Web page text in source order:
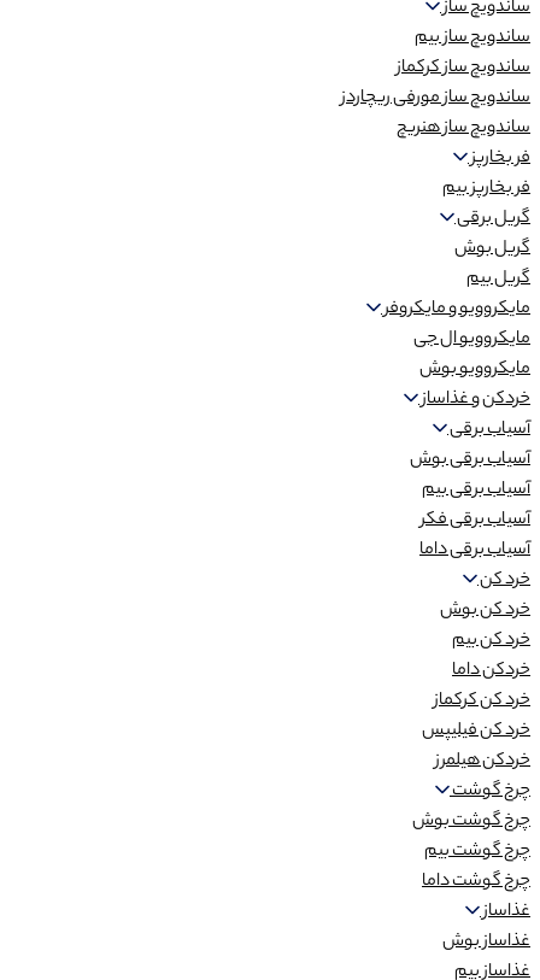
ساندویچ ساز
ساندویچ ساز بیم
ساندویچ ساز کرکماز
ساندویچ ساز مورفی ریچاردز
ساندویچ ساز هنریچ
فر بخارپز
فر بخارپز بیم
گریل برقی
گریل بوش
گریل بیم
مایکروویو و مایکروفر
مایکروویو ال جی
مایکروویو بوش
خردکن و غذاساز
آسیاب برقی
آسیاب برقی بوش
آسیاب برقی بیم
آسیاب برقی فکر
آسیاب برقی داما
خرد کن
خرد کن بوش
خرد کن بیم
خردکن داما
خرد کن کرکماز
خرد کن فیلیپس
خردکن هیلمرز
چرخ گوشت
چرخ گوشت بوش
چرخ گوشت بیم
چرخ گوشت داما
غذاساز
غذاساز بوش
غذاساز بیم